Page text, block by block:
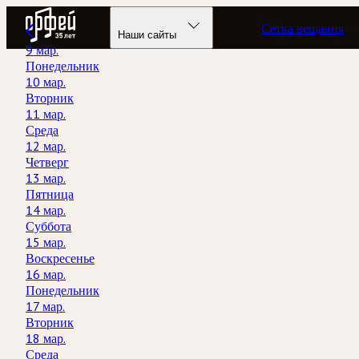
Радио Орфей
Наши сайты Сетка вещания
9 мар.
Понедельник
10 мар.
Вторник
11 мар.
Среда
12 мар.
Четверг
13 мар.
Пятница
14 мар.
Суббота
15 мар.
Воскресенье
16 мар.
Понедельник
17 мар.
Вторник
18 мар.
Среда